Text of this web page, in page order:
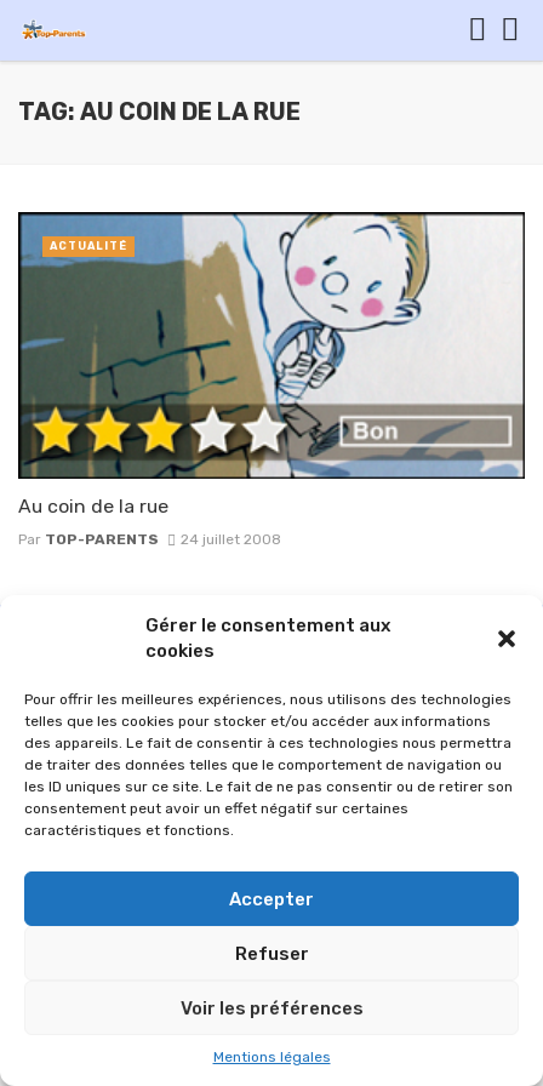
Gérer le consentement aux
cookies
Pour offrir les meilleures expériences, nous utilisons des technologies
telles que les cookies pour stocker et/ou accéder aux informations
des appareils. Le fait de consentir à ces technologies nous permettra
de traiter des données telles que le comportement de navigation ou
les ID uniques sur ce site. Le fait de ne pas consentir ou de retirer son
consentement peut avoir un effet négatif sur certaines
caractéristiques et fonctions.
Accepter
Refuser
Voir les préférences
Mentions légales
TAG: AU COIN DE LA RUE
Au coin de la rue
Par TOP-PARENTS 24 juillet 2008
ACTUALITÉ
© 2026 Im-presse. Tous droits réservés.